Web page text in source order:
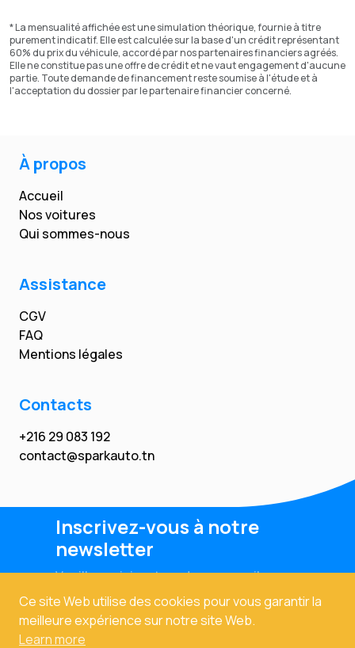
Ce site Web utilise des cookies pour vous garantir la
meilleure expérience sur notre site Web.
Learn more
* La mensualité affichée est une simulation théorique, fournie à titre
purement indicatif. Elle est calculée sur la base d'un crédit représentant
60% du prix du véhicule, accordé par nos partenaires financiers agréés.
Elle ne constitue pas une offre de crédit et ne vaut engagement d'aucune
partie. Toute demande de financement reste soumise à l'étude et à
l'acceptation du dossier par le partenaire financier concerné.
À propos
Accueil
Nos voitures
Qui sommes-nous
Assistance
CGV
FAQ
Mentions légales
Contacts
+216 29 083 192
contact@sparkauto.tn
Inscrivez-vous à notre
newsletter
Veuillez saisir votre adresse email